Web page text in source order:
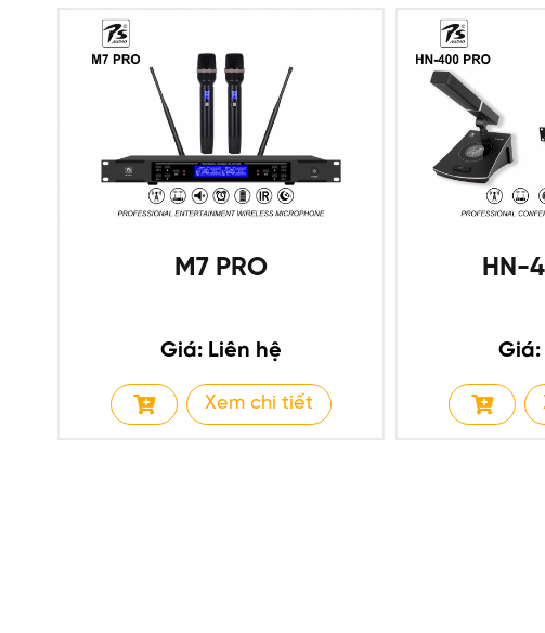
M7 PRO
Giá: Liên hệ
Xem chi tiết
HN-
Giá: